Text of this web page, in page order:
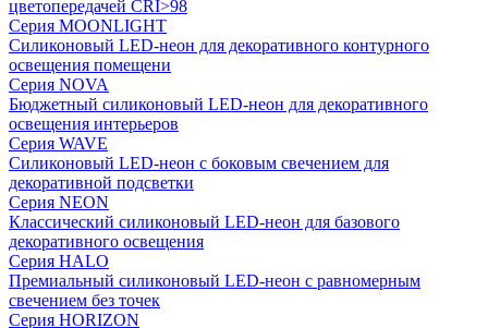
цветопередачей CRI>98
Серия MOONLIGHT
Силиконовый LED-неон для декоративного контурного
освещения помещени
Серия NOVA
Бюджетный силиконовый LED-неон для декоративного
освещения интерьеров
Серия WAVE
Силиконовый LED-неон с боковым свечением для
декоративной подсветки
Серия NEON
Классический силиконовый LED-неон для базового
декоративного освещения
Серия HALO
Премиальный силиконовый LED-неон с равномерным
свечением без точек
Серия HORIZON